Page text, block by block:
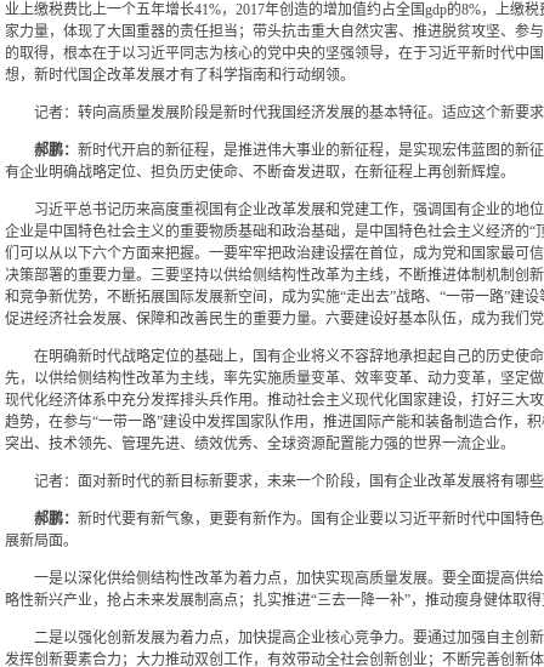
业上缴税费比上一个五年增长41%，2017年创造的增加值约占全国gdp的8%，上
家力量，体现了大国重器的责任担当；带头抗击重大自然灾害、推进脱贫攻坚、
的取得，根本在于以习近平同志为核心的党中央的坚强领导，在于习近平新时代
想，新时代国企改革发展才有了科学指南和行动纲领。
记者：转向高质量发展阶段是新时代我国经济发展的基本特征。适应这个新要
郝鹏： 新时代开启的新征程，是推进伟大事业的新征程，是实现宏伟蓝图的新
有企业明确战略定位、担负历史使命、不断奋发进取，在新征程上再创新辉煌。
习近平总书记历来高度重视国有企业改革发展和党建工作，强调国有企业的地
企业是中国特色社会主义的重要物质基础和政治基础，是中国特色社会主义经济的
们可以从以下六个方面来把握。一要牢牢把政治建设摆在首位，成为党和国家最
决策部署的重要力量。三要坚持以供给侧结构性改革为主线，不断推进体制机制
和竞争新优势，不断拓展国际发展新空间，成为实施“走出去”战略、“一带一路”
促进经济社会发展、保障和改善民生的重要力量。六要建设好基本队伍，成为我们
在明确新时代战略定位的基础上，国有企业将义不容辞地承担起自己的历史使
先，以供给侧结构性改革为主线，率先实施质量变革、效率变革、动力变革，坚
现代化经济体系中充分发挥排头兵作用。推动社会主义现代化国家建设，打好三
趋势，在参与“一带一路”建设中发挥国家队作用，推进国际产能和装备制造合作
突出、技术领先、管理先进、绩效优秀、全球资源配置能力强的世界一流企业。
记者：面对新时代的新目标新要求，未来一个阶段，国有企业改革发展将有哪
郝鹏： 新时代要有新气象，更要有新作为。国有企业要以习近平新时代中国特
展新局面。
一是以深化供给侧结构性改革为着力点，加快实现高质量发展。要全面提高供
略性新兴产业，抢占未来发展制高点；扎实推进“三去一降一补”，推动瘦身健体
二是以强化创新发展为着力点，加快提高企业核心竞争力。要通过加强自主创
发挥创新要素合力；大力推动双创工作，有效带动全社会创新创业；不断完善创新